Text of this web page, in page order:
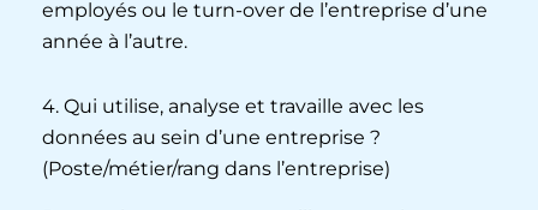
employés ou le turn-over de l’entreprise d’une
année à l’autre.
4. Qui utilise, analyse et travaille avec les
données au sein d’une entreprise ?
(Poste/métier/rang dans l’entreprise)